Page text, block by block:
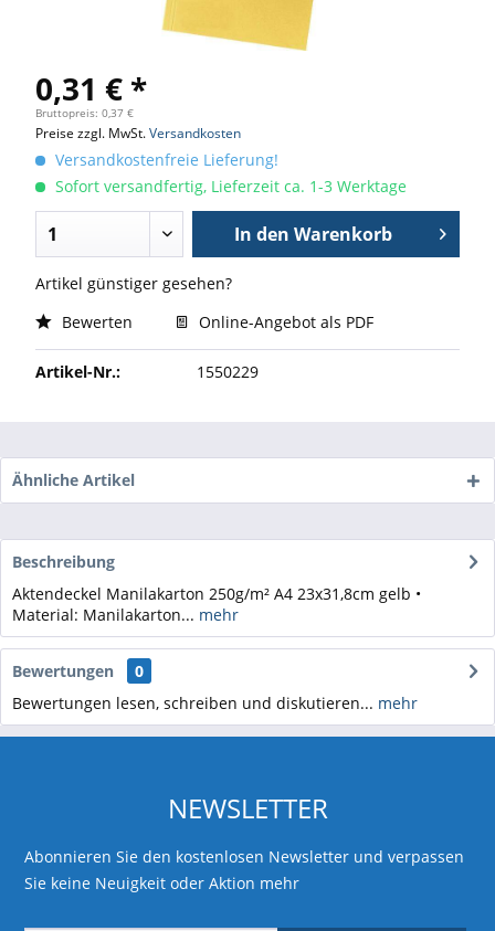
0,31 € *
Bruttopreis: 0,37 €
Preise zzgl. MwSt.Versandkosten
Versandkostenfreie Lieferung!
Sofort versandfertig, Lieferzeit ca. 1-3 Werktage
In den Warenkorb
Artikel günstiger gesehen?
Bewerten
Online-Angebot als PDF
Artikel-Nr.: 1550229
Ähnliche Artikel
Beschreibung
Aktendeckel Manilakarton 250g/m² A4 23x31,8cm gelb •
Material: Manilakarton... mehr
Bewertungen
0
Bewertungen lesen, schreiben und diskutieren... mehr
NEWSLETTER
Abonnieren Sie den kostenlosen Newsletter und verpassen
Sie keine Neuigkeit oder Aktion mehr